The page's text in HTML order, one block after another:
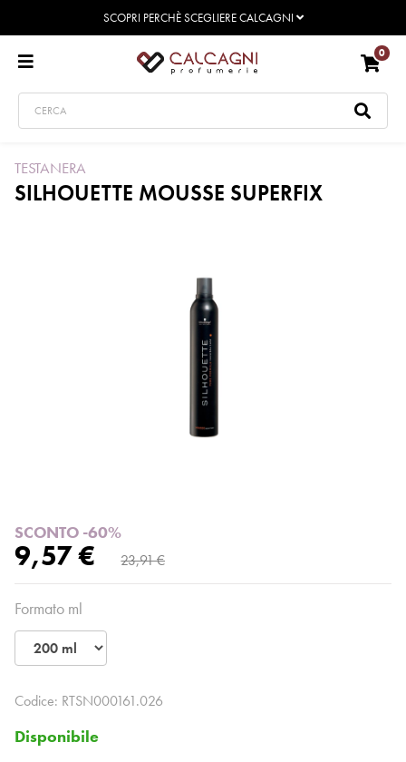
SCOPRI PERCHÈ SCEGLIERE CALCAGNI
0
TESTANERA
SILHOUETTE MOUSSE SUPERFIX
SCONTO -60%
9,57 € 23,91 €
Formato ml
Codice: RTSN000161.026
Disponibile